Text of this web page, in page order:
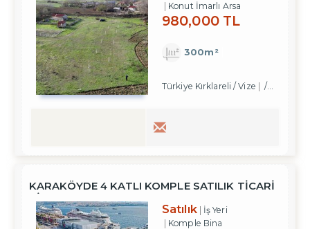
Konut İmarlı Arsa
980,000 TL
300m²
Türkiye Kırklareli / Vize / Çavuşköy Köyü
KARAKÖYDE 4 KATLI KOMPLE SATILIK TİCARİ
BİNA
Satılık
İş Yeri
Komple Bina